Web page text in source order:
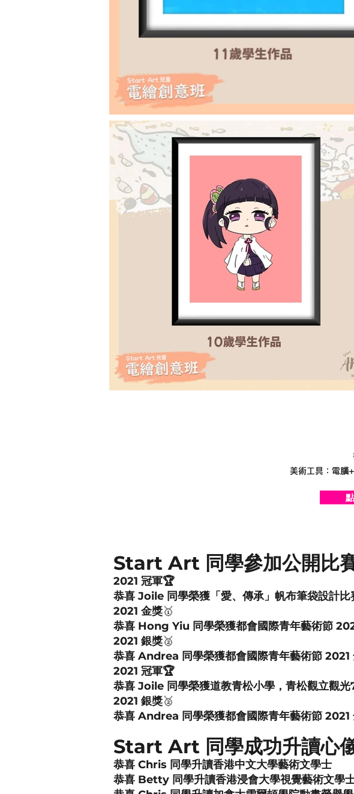
美術工具：電
Start Art 同學參加公開比
2021 冠軍🏆
恭喜 Joile 同學榮獲「愛、傳承」帆布筆袋設計
2021 金獎🥇
恭喜 Hong Yiu 同學榮獲都會國際青年藝術節
2021 銀獎🥈
恭喜 Andrea 同學榮獲都會國際青年藝術節
2021 冠軍🏆
恭喜 Joile 同學榮獲道教青松小學，青松觀立觀
2021 銀獎🥈
恭喜 Andrea 同學榮獲都會國際青年藝術節
Start Art 同學成功升讀心
恭喜 Chris 同學升讀香港中文大學藝術文學士
恭喜 Betty 同學升讀香港浸會大學視覺藝術文學